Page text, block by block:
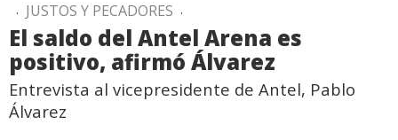
. JUSTOS Y PECADORES .
El saldo del Antel Arena es
positivo, afirmó Álvarez
Entrevista al vicepresidente de Antel, Pablo
Álvarez